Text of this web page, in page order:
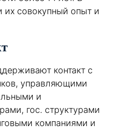
совокупный опыт и
контакт с
управляющими
и
гос. структурами
компаниями и